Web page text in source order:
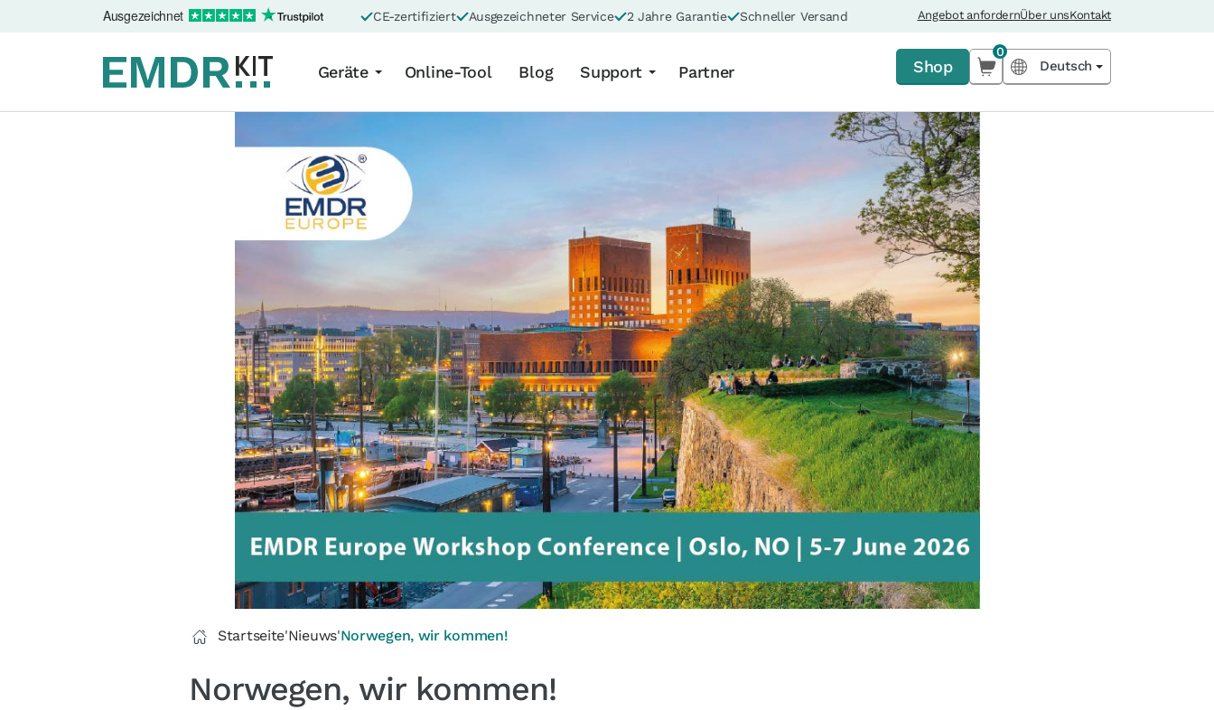
Ausgezeichnet CE-zertifiziert Ausgezeichneter Service 2 Jahre Garantie Schneller Versand Angebot anfordernÜber unsKontakt
Geräte Online-Tool Blog Support Partner Shop
0
Deutsch
Startseite'Nieuws'Norwegen, wir kommen!
Norwegen, wir kommen!